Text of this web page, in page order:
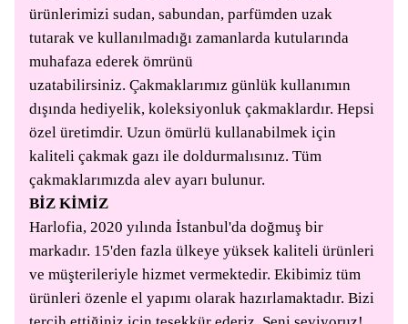
ürünlerimizi sudan, sabundan, parfümden uzak
tutarak ve kullanılmadığı zamanlarda kutularında
muhafaza ederek ömrünü
uzatabilirsiniz. Çakmaklarımız günlük kullanımın
dışında hediyelik, koleksiyonluk çakmaklardır. Hepsi
özel üretimdir. Uzun ömürlü kullanabilmek için
kaliteli çakmak gazı ile doldurmalısınız. Tüm
çakmaklarımızda alev ayarı bulunur.
BİZ KİMİZ
Harlofia, 2020 yılında İstanbul'da doğmuş bir
markadır. 15'den fazla ülkeye yüksek kaliteli ürünleri
ve müşterileriyle hizmet vermektedir. Ekibimiz tüm
ürünleri özenle el yapımı olarak hazırlamaktadır. Bizi